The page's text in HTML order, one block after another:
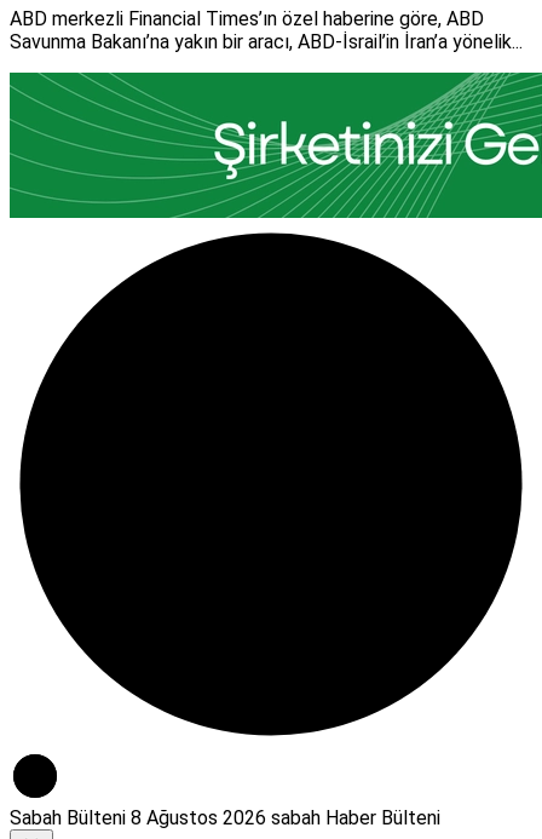
ABD merkezli Financial Times’ın özel haberine göre, ABD
Savunma Bakanı’na yakın bir aracı, ABD-İsrail’in İran’a yönelik...
Sabah Bülteni 8 Ağustos 2026 sabah Haber Bülteni